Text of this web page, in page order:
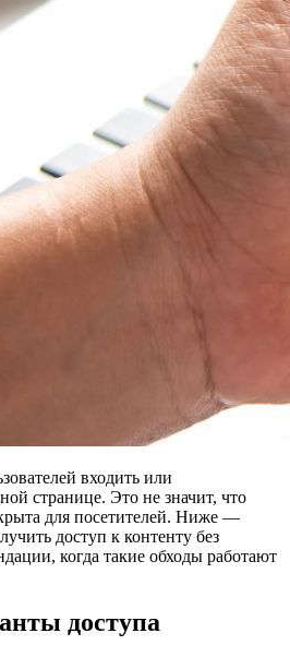
входить или
странице. Это не значит, что
для посетителей. Ниже —
доступ к контенту без
когда такие обходы работают
доступа